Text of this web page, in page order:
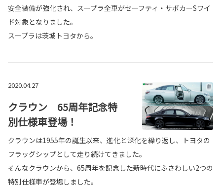
安全装備が強化され、スープラ全車がセーフティ・サポカーSワイ
ド対象となりました。
スープラは茨城トヨタから。
2020.04.27
クラウン 65周年記念特
別仕様車登場！
クラウンは1955年の誕生以来、進化と深化を繰り返し、トヨタの
フラッグシップとして走り続けてきました。
そんなクラウンから、65周年を記念した新時代にふさわしい2つの
特別仕様車が登場しました。